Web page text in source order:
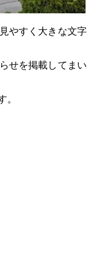
やすく大きな文字
せを掲載してまい